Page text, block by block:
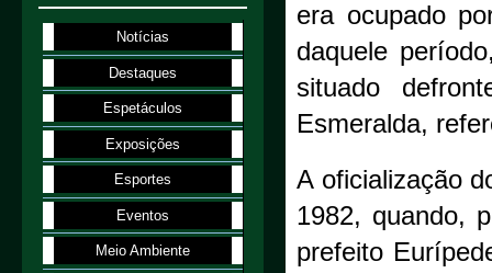
era ocupado
daquele
situado
Esmeralda,
A oficialização
1982, quando,
prefeito
Notícias
Destaques
Espetáculos
Exposições
Esportes
Eventos
Meio Ambiente